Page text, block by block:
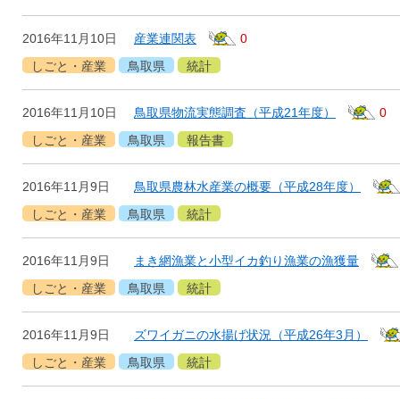
2016年11月10日 産業連関表
0
しごと・産業
鳥取県 統計
2016年11月10日 鳥取県物流実態調査（平成21年度）
0
しごと・産業
鳥取県 報告書
2016年11月9日
鳥取県農林水産業の概要（平成28年度）
しごと・産業
鳥取県 統計
2016年11月9日
まき網漁業と小型イカ釣り漁業の漁獲量
しごと・産業
鳥取県 統計
2016年11月9日
ズワイガニの水揚げ状況（平成26年3月）
しごと・産業
鳥取県 統計